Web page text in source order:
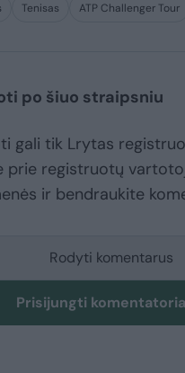
Tenisas ATP Challenger Tour
po šiuo straipsniu
gali tik Lrytas
prie registruotų
ir bendraukite
Rodyti komentarus
Prisijungti